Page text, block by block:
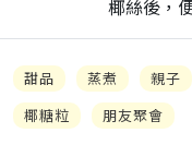
椰絲後，
甜品 蒸煮 親子
椰糖粒
朋友聚會